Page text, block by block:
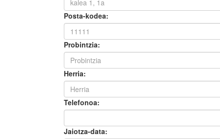
Posta-kodea:
Probintzia:
Herria:
Telefonoa:
Jaiotza-data: